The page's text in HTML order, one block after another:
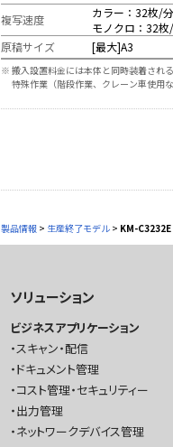
複写速度
カラー：32枚/分
モノクロ：32枚/
原稿サイズ
[最大]A3
※ 搬入設置料金には本体と同時装着され
特殊作業（階段作業、クレーン車使用
製品情報 > 生産終了モデル > KM-C3232E
ソリューション
ビジネスアプリケーション
スキャン・配信
ドキュメント管理
コスト管理・セキュリティー
出力管理
ネットワークデバイス管理